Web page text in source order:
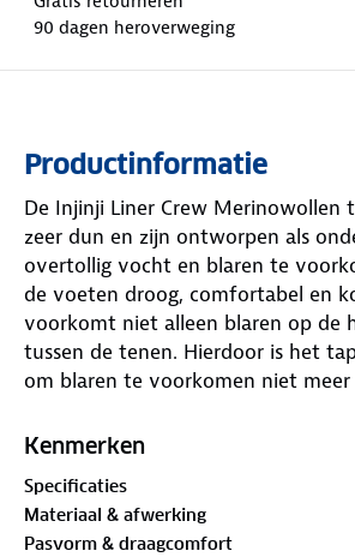
90 dagen heroverweging
Productinformatie
De Injinji Liner Crew Merinowollen
zeer dun en zijn ontworpen als
overtollig vocht en blaren te
de voeten droog, comfortabel en
voorkomt niet alleen blaren op de
tussen de tenen. Hierdoor is het
om blaren te voorkomen niet meer
obstacle runs als ondersok. Zie
er geen tweede sok wordt gebruikt
sporten.
Kenmerken
Specificaties
Materiaal & afwerking
Pasvorm & draagcomfort